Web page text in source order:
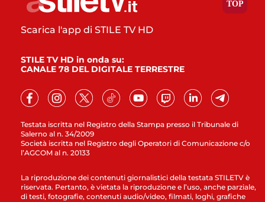
Testata iscritta nel Registro della Stampa presso il Tribunale di
Salerno al n. 34/2009
Società iscritta nel Registro degli Operatori di Comunicazione c/o
l’AGCOM al n. 20133
Scarica l'app di STILE TV HD
STILE TV HD in onda su:
CANALE 78 DEL DIGITALE TERRESTRE
La riproduzione dei contenuti giornalistici della testata STILETV è
riservata. Pertanto, è vietata la riproduzione e l’uso, anche parziale,
di testi, fotografie, contenuti audio/video, filmati, loghi, grafiche